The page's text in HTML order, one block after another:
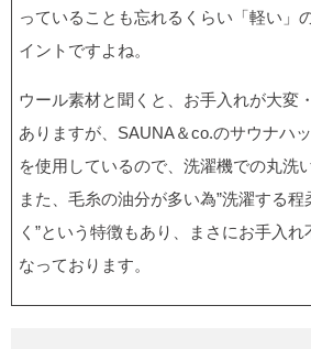
っていることも忘れるくらい「軽い」
イントですよね。
ウール素材と聞くと、お手入れが大変
ありますが、SAUNA＆co.のサウナハ
を使用しているので、洗濯機での丸洗
また、毛糸の油分が多い為”洗濯する
く”という特徴もあり、まさにお手入
なっております。